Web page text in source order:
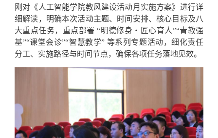
刚对《人工智能学院教风建设活动月实施方案》进行详
细解读，明确本次活动主题、时间安排、核心目标及八
大重点任务，重点部署 “明德修身 ・ 匠心育人”“青教强
基”“课堂会诊”“智慧教学” 等系列专题活动，细化责任
分工、实施路径与时间节点，确保各项任务落地见效。